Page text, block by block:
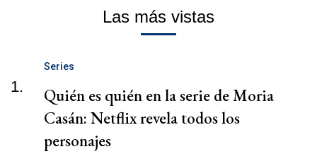
Las más vistas
1.
Series
Quién es quién en la serie de Moria
Casán: Netflix revela todos los
personajes